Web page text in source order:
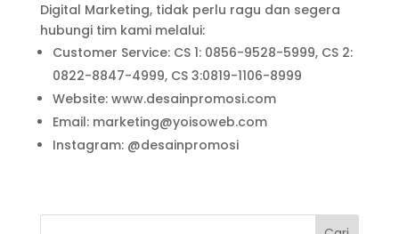
Digital Marketing, tidak perlu ragu dan segera
hubungi tim kami melalui:
Customer Service: CS 1: 0856-9528-5999, CS 2:
0822-8847-4999, CS 3:0819-1106-8999
Website: www.desainpromosi.com
Email: marketing@yoisoweb.com
Instagram: @desainpromosi